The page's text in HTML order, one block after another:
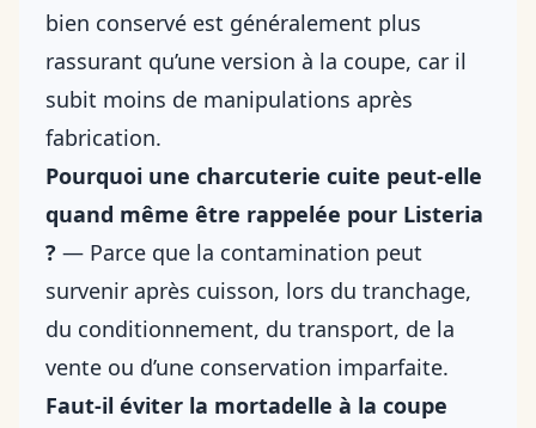
bien conservé est généralement plus
rassurant qu’une version à la coupe, car il
subit moins de manipulations après
fabrication.
Pourquoi une charcuterie cuite peut-elle
quand même être rappelée pour Listeria
? — Parce que la contamination peut
survenir après cuisson, lors du tranchage,
du conditionnement, du transport, de la
vente ou d’une conservation imparfaite.
Faut-il éviter la mortadelle à la coupe